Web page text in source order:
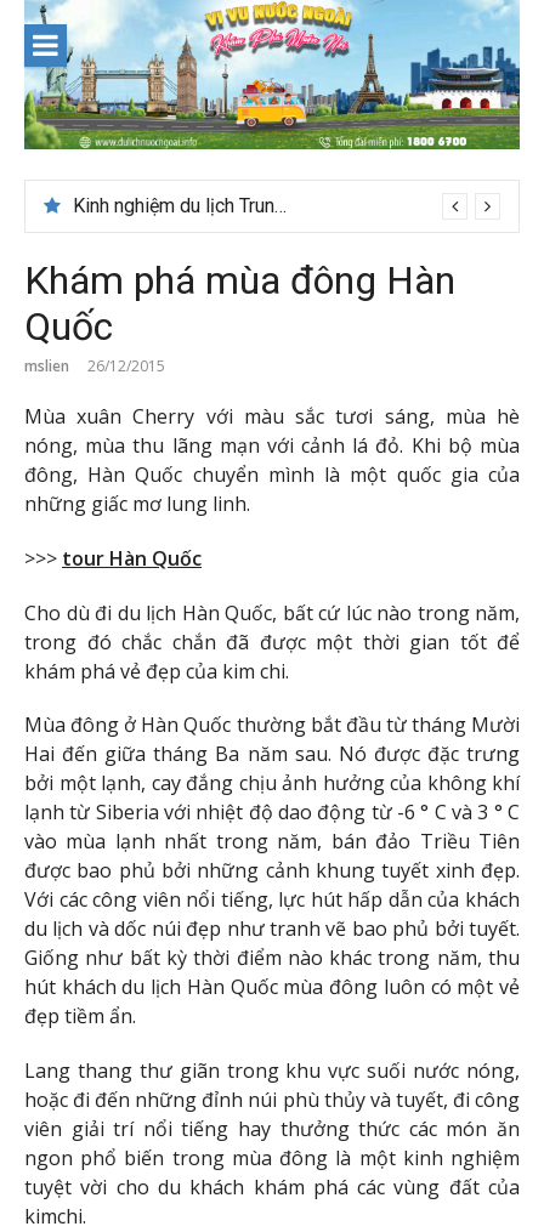
content
Kinh nghiệm du lịch Trung Á lần đầu cho khách Việt
Khám phá mùa đông Hàn
Quốc
mslien 26/12/2015
Mùa xuân Cherry với màu sắc tươi sáng, mùa hè
nóng, mùa thu lãng mạn với cảnh lá đỏ. Khi bộ mùa
đông, Hàn Quốc chuyển mình là một quốc gia của
những giấc mơ lung linh.
>>> tour Hàn Quốc
Cho dù đi du lịch Hàn Quốc, bất cứ lúc nào trong năm,
trong đó chắc chắn đã được một thời gian tốt để
khám phá vẻ đẹp của kim chi.
Mùa đông ở Hàn Quốc thường bắt đầu từ tháng Mười
Hai đến giữa tháng Ba năm sau. Nó được đặc trưng
bởi một lạnh, cay đắng chịu ảnh hưởng của không khí
lạnh từ Siberia với nhiệt độ dao động từ -6 ° C và 3 ° C
vào mùa lạnh nhất trong năm, bán đảo Triều Tiên
được bao phủ bởi những cảnh khung tuyết xinh đẹp.
Với các công viên nổi tiếng, lực hút hấp dẫn của khách
du lịch và dốc núi đẹp như tranh vẽ bao phủ bởi tuyết.
Giống như bất kỳ thời điểm nào khác trong năm, thu
hút khách du lịch Hàn Quốc mùa đông luôn có một vẻ
đẹp tiềm ẩn.
Lang thang thư giãn trong khu vực suối nước nóng,
hoặc đi đến những đỉnh núi phù thủy và tuyết, đi công
viên giải trí nổi tiếng hay thưởng thức các món ăn
ngon phổ biến trong mùa đông là một kinh nghiệm
tuyệt vời cho du khách khám phá các vùng đất của
kimchi.